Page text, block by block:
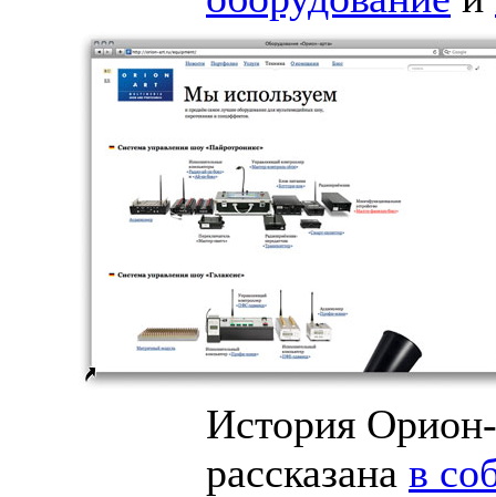
История
рассказана в